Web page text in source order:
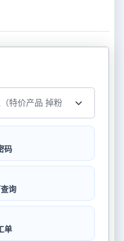
码
询
单